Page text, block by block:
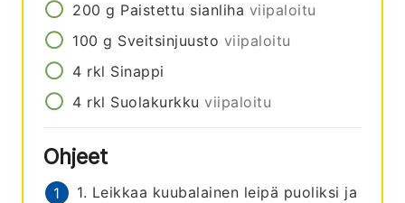
200 g Paistettu sianliha viipaloitu
100 g Sveitsinjuusto viipaloitu
4 rkl Sinappi
4 rkl Suolakurkku viipaloitu
Ohjeet
1. Leikkaa kuubalainen leipä puoliksi ja